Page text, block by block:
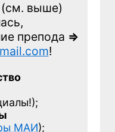
(см. выше)
препода =>
!
МАИ);